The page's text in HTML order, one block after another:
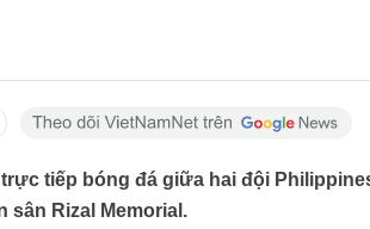
tiếp bóng đá giữa hai đội
sân Rizal Memorial.